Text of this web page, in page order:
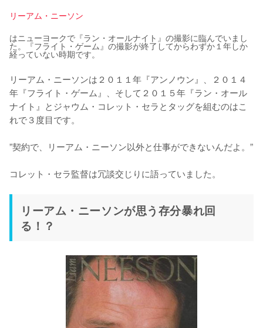
リーアム・ニーソン
はニューヨークで『ラン・オールナイト』の撮影に臨んでいまし
た。『フライト・ゲーム』の撮影が終了してからわずか１年しか
経っていない時期です。
リーアム・ニーソンは２０１１年『アンノウン』、２０１４
年『フライト・ゲーム』、そして２０１５年『ラン・オール
ナイト』とジャウム・コレット・セラとタッグを組むのはこ
れで３度目です。
”契約で、リーアム・ニーソン以外と仕事ができないんだよ。”
コレット・セラ監督は冗談交じりに語っていました。
リーアム・ニーソンが思う存分暴れ回
る！？